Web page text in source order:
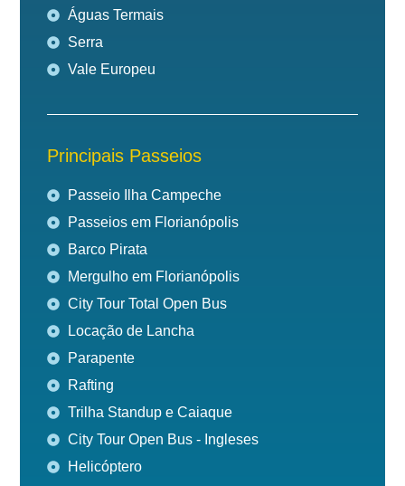
Águas Termais
Serra
Vale Europeu
Principais Passeios
Passeio Ilha Campeche
Passeios em Florianópolis
Barco Pirata
Mergulho em Florianópolis
City Tour Total Open Bus
Locação de Lancha
Parapente
Rafting
Trilha Standup e Caiaque
City Tour Open Bus - Ingleses
Helicóptero